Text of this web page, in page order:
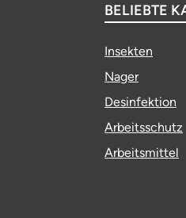
BELIEBTE
Insekten
Nager
Desinfektion
Arbeitsschutz
Arbeitsmittel